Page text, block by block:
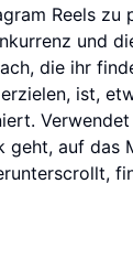
Reels zu
und
die ihr
ist,
geht, auf das